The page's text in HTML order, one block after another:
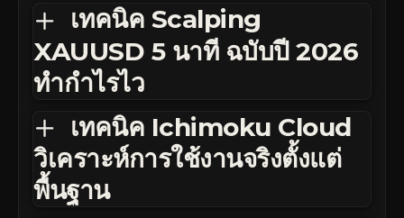
เทคนิค Scalping
XAUUSD 5 นาที ฉบับปี 2026
ทำกำไรไว
เทคนิค Ichimoku Cloud
วิเคราะห์การใช้งานจริงตั้งแต่
พื้นฐาน